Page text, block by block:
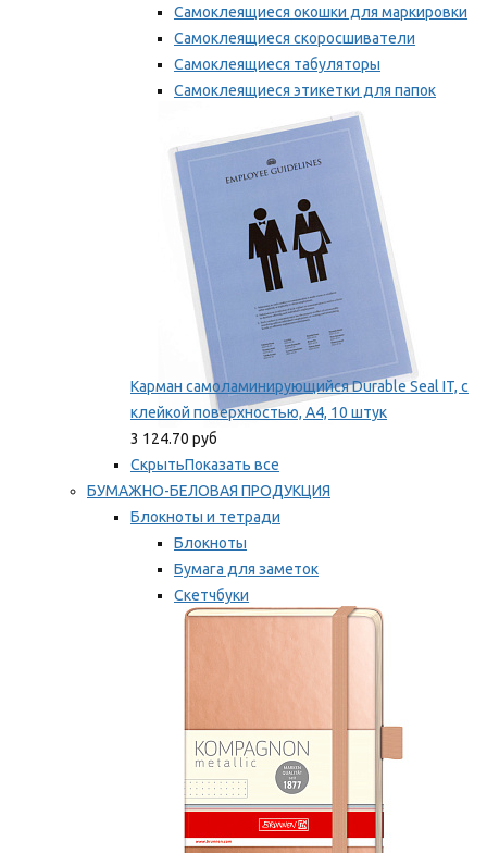
Самоклеящиеся окошки для маркировки
Самоклеящиеся скоросшиватели
Самоклеящиеся табуляторы
Самоклеящиеся этикетки для папок
Таблички для маркировки
Мы рекомендуем
Карман самоламинирующийся Durable Seal IT, с
клейкой поверхностью, A4, 10 штук
3 124.70 руб
СкрытьПоказать все
БУМАЖНО-БЕЛОВАЯ ПРОДУКЦИЯ
Блокноты и тетради
Блокноты
Бумага для заметок
Скетчбуки
Тетради